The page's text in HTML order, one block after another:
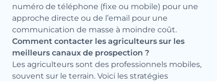
numéro de téléphone (fixe ou mobile) pour une
approche directe ou de l’email pour une
communication de masse à moindre coût.
Comment contacter les agriculteurs sur les
meilleurs canaux de prospection ?
Les agriculteurs sont des professionnels mobiles,
souvent sur le terrain. Voici les stratégies